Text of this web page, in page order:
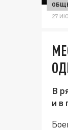
27
В
и в